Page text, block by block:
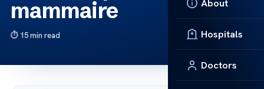
About
Hospitals
Doctors
mammaire
15 min read